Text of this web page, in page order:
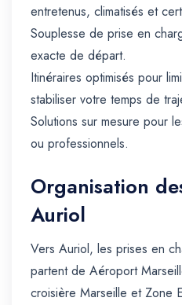
entretenus, climatisés et
Souplesse de prise en
exacte de départ.
Itinéraires optimisés pour
stabiliser votre temps de
Solutions sur mesure pour
ou professionnels.
Organisation
Auriol
Vers Auriol, les prises en
partent de Aéroport
croisière Marseille et Zone